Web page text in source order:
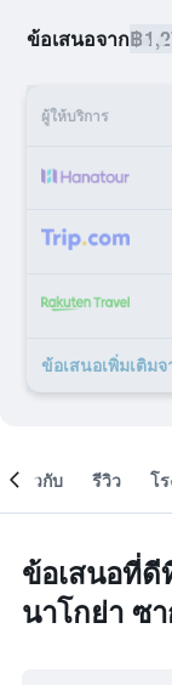
ข้อเสนอจาก฿
ผู้ให้บริการ
เกี่ยวกับ รีวิว โ
ข้อเสนอที่
นาโกย่า ซา